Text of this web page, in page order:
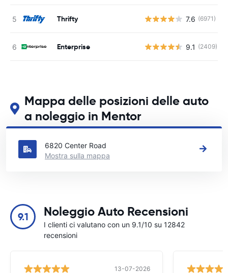
Thrifty 7.6 (6971)
Enterprise 9.1 (2409)
Mappa delle posizioni delle auto
a noleggio in Mentor
Guarda le nostre principali sedi di autonoleggio in Mentor
6820 Center Road
Mostra sulla mappa
9.1 Noleggio Auto Recensioni
I clienti ci valutano con un 9.1/10 su 12842
recensioni
13-07-2026